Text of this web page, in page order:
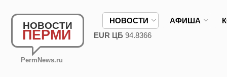
НОВОСТИ
ПЕРМИ
PermNews.ru
НОВОСТИ АФИША
EUR ЦБ 94.8366